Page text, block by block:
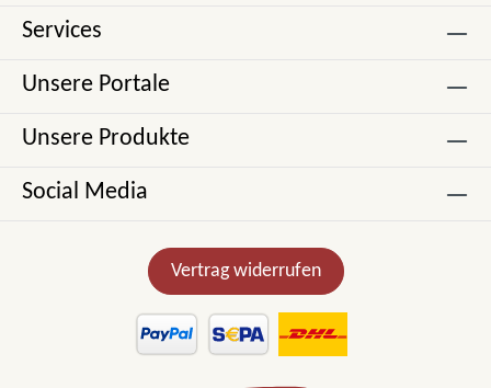
Services
Unsere Portale
Unsere Produkte
Social Media
Vertrag widerrufen